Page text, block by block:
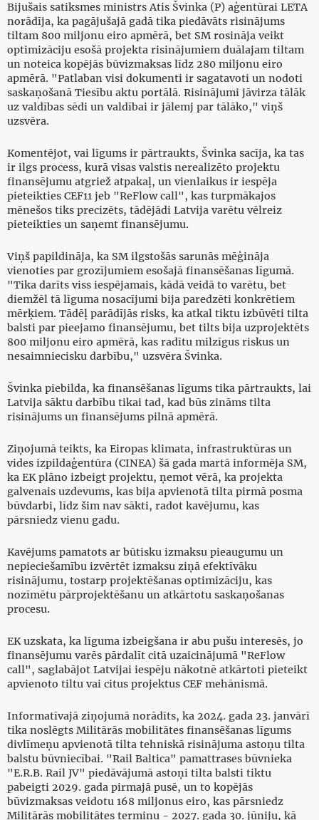
Bijušais satiksmes ministrs Atis Švinka (P) aģentūrai LETA
norādīja, ka pagājušajā gadā tika piedāvāts risinājums
tiltam 800 miljonu eiro apmērā, bet SM rosināja veikt
optimizāciju esošā projekta risinājumiem duālajam tiltam
un noteica kopējās būvizmaksas līdz 280 miljonu eiro
apmērā. "Patlaban visi dokumenti ir sagatavoti un nodoti
saskaņošanā Tiesību aktu portālā. Risinājumi jāvirza tālāk
uz valdības sēdi un valdībai ir jālemj par tālāko," viņš
uzsvēra.
Komentējot, vai līgums ir pārtraukts, Švinka sacīja, ka tas
ir ilgs process, kurā visas valstis nerealizēto projektu
finansējumu atgriež atpakaļ, un vienlaikus ir iespēja
pieteikties CEF11 jeb "ReFlow call", kas turpmākajos
mēnešos tiks precizēts, tādējādi Latvija varētu vēlreiz
pieteikties un saņemt finansējumu.
Viņš papildināja, ka SM ilgstošās sarunās mēģināja
vienoties par grozījumiem esošajā finansēšanas līgumā.
"Tika darīts viss iespējamais, kādā veidā to varētu, bet
diemžēl tā līguma nosacījumi bija paredzēti konkrētiem
mērķiem. Tādēļ parādījās risks, ka atkal tiktu izbūvēti tilta
balsti par pieejamo finansējumu, bet tilts bija uzprojektēts
800 miljonu eiro apmērā, kas radītu milzīgus riskus un
nesaimniecisku darbību," uzsvēra Švinka.
Švinka piebilda, ka finansēšanas līgums tika pārtraukts, lai
Latvija sāktu darbību tikai tad, kad būs zināms tilta
risinājums un finansējums pilnā apmērā.
Ziņojumā teikts, ka Eiropas klimata, infrastruktūras un
vides izpildaģentūra (CINEA) šā gada martā informēja SM,
ka EK plāno izbeigt projektu, ņemot vērā, ka projekta
galvenais uzdevums, kas bija apvienotā tilta pirmā posma
būvdarbi, līdz šim nav sākti, radot kavējumu, kas
pārsniedz vienu gadu.
Kavējums pamatots ar būtisku izmaksu pieaugumu un
nepieciešamību izvērtēt izmaksu ziņā efektīvāku
risinājumu, tostarp projektēšanas optimizāciju, kas
nozīmētu pārprojektēšanu un atkārtotu saskaņošanas
procesu.
EK uzskata, ka līguma izbeigšana ir abu pušu interesēs, jo
finansējumu varēs pārdalīt citā uzaicinājumā "ReFlow
call", saglabājot Latvijai iespēju nākotnē atkārtoti pieteikt
apvienoto tiltu vai citus projektus CEF mehānismā.
Informatīvajā ziņojumā norādīts, ka 2024. gada 23. janvārī
tika noslēgts Militārās mobilitātes finansēšanas līgums
divlīmeņu apvienotā tilta tehniskā risinājuma astoņu tilta
balstu būvniecībai. "Rail Baltica" pamattrases būvnieka
"E.R.B. Rail JV" piedāvājumā astoņi tilta balsti tiktu
pabeigti 2029. gada pirmajā pusē, un to kopējās
būvizmaksas veidotu 168 miljonus eiro, kas pārsniedz
Militārās mobilitātes termiņu - 2027. gada 30. jūniju, kā